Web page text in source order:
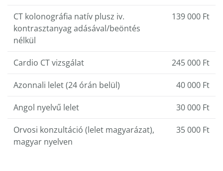
CT kolonográfia natív plusz iv.
kontrasztanyag adásával/beöntés
nélkül
139 000 Ft
Cardio CT vizsgálat 245 000 Ft
Azonnali lelet (24 órán belül) 40 000 Ft
Angol nyelvű lelet 30 000 Ft
Orvosi konzultáció (lelet magyarázat),
magyar nyelven
35 000 Ft